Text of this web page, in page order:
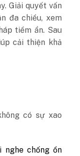
Giải quyết vấn
đa chiều, xem
tiềm ẩn. Sau
cải thiện khả
có sự xao
nghe chống ồn